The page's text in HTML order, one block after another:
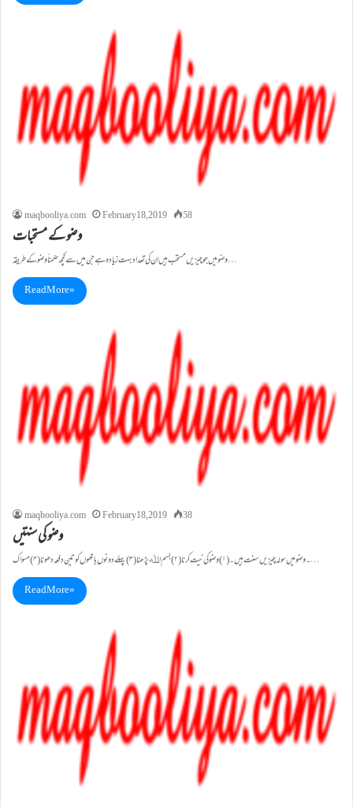
maqbooliya.com February 18, 2019 58
وضو کے مستحبات
وضو میں جو چیزیں مستحب ہیں ان کی تعداد بہت زیادہ ہے جن میں سے کچھ ضمناً وضو کے طریقہ…
Read More »
maqbooliya.com February 18, 2019 38
وضو کی سنتیں
۔وضو میں سولہ چیزیں سنت ہیں۔(۱)وضو کی نیت کرنا (۲)بسم اﷲ پڑھنا (۳)پہلے دونوں ہاتھوں کو تین دفعہ دھونا (۴)مسواک…
Read More »